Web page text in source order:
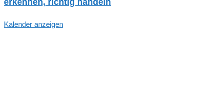
erkennen, richtig handeln
Kalender anzeigen